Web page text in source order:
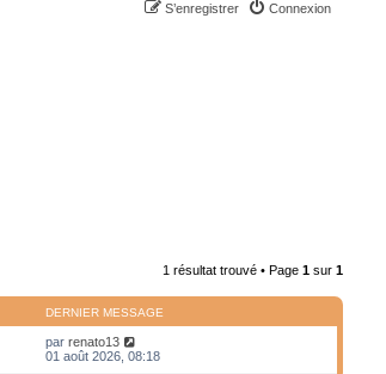
Connexion
S’enregistrer
1 résultat trouvé • Page1 sur1
DERNIER MESSAGE
parrenato13
01 août 2026, 08:18